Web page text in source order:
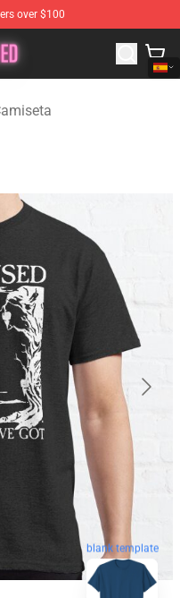
over $100
Merchandise Shop
blank template